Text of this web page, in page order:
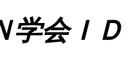
学会ＩＤ